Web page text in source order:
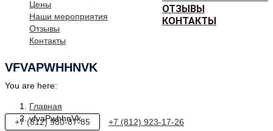
ОТЗЫВЫ
КОНТАКТЫ
Цены
Наши мероприятия
Отзывы
Контакты
VFVAPWHHNVK
You are here:
Главная
vfvaPwhhnVk
+7 (812) 980-87-85 +7 (812) 923-17-26